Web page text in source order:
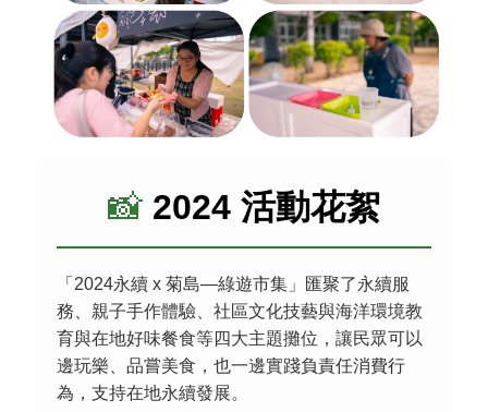
📸 2024 活動花絮
「2024永續 x 菊島—綠遊市集」匯聚了永續服
務、親子手作體驗、社區文化技藝與海洋環境教
育與在地好味餐食等四大主題攤位，讓民眾可以
邊玩樂、品嘗美食，也一邊實踐負責任消費行
為，支持在地永續發展。